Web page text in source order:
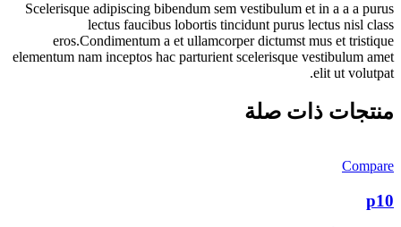
Scelerisque adipiscing bibendum sem vestibulum et in a a a purus
lectus faucibus lobortis tincidunt purus lectus nisl class
eros.Condimentum a et ullamcorper dictumst mus et tristique
elementum nam inceptos hac parturient scelerisque vestibulum amet
elit ut volutpat.
منتجات ذات صلة
Compare
p10